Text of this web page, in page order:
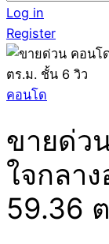
for:
Log in
Register
คอนโด
ขายด่ว
ใจกลา
59.36